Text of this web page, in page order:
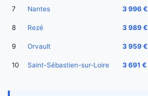
7 Nantes 3 996 €
8 Rezé 3 989 €
9 Orvault 3 959 €
10 Saint-Sébastien-sur-Loire 3 691 €